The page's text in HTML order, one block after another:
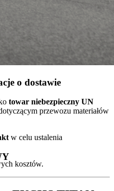
o dostawie
towar niebezpieczny UN
przewozu materiałów
w celu ustalenia
kosztów.